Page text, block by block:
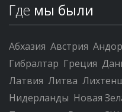
Где мы были
Абхазия Австрия
Гибралтар Греция
Латвия Литва
Нидерланды Новая